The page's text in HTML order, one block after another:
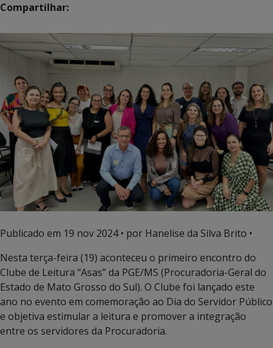
Compartilhar:
Publicado em 19 nov 2024• por Hanelise da Silva Brito •
Nesta terça-feira (19) aconteceu o primeiro encontro do
Clube de Leitura “Asas” da PGE/MS (Procuradoria-Geral do
Estado de Mato Grosso do Sul). O Clube foi lançado este
ano no evento em comemoração ao Dia do Servidor Público
e objetiva estimular a leitura e promover a integração
entre os servidores da Procuradoria.